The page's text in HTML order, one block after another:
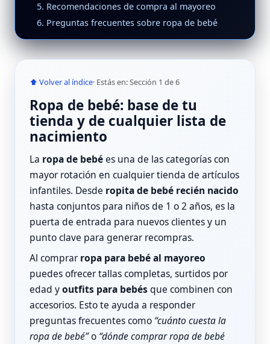
5. Recomendaciones de compra al mayoreo
6. Preguntas frecuentes sobre ropa de bebé
⬆ Volver al índice· Estás en: Sección 1 de 6
Ropa de bebé: base de tu
tienda y de cualquier lista de
nacimiento
La ropa de bebées una de las categorías con
mayor rotación en cualquier tienda de artículos
infantiles. Desde ropita de bebé recién nacido
hasta conjuntos para niños de 1 o 2 años, es la
puerta de entrada para nuevos clientes y un
punto clave para generar recompras.
Al comprarropa para bebé al mayoreo
puedes ofrecer tallas completas, surtidos por
edad youtfits para bebés que combinen con
accesorios. Esto te ayuda a responder
preguntas frecuentes como “cuánto cuesta la
ropa de bebé”o “dónde comprar ropa de bebé